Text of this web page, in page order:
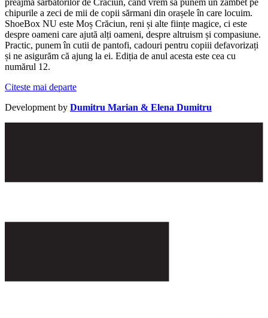
preajmă sărbătorilor de Crăciun, când vrem să punem un zâmbet pe
chipurile a zeci de mii de copii sărmani din orașele în care locuim.
ShoeBox NU este Moș Crăciun, reni și alte ființe magice, ci este
despre oameni care ajută alți oameni, despre altruism și compasiune.
Practic, punem în cutii de pantofi, cadouri pentru copiii defavorizați
și ne asigurăm că ajung la ei. Ediția de anul acesta este cea cu
numărul 12.
Citeste mai departe
Development by Dumitru Marian & Elena Dumitru